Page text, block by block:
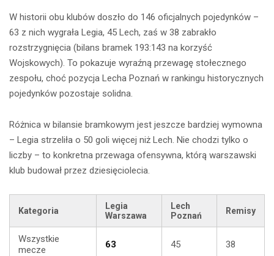
W historii obu klubów doszło do 146 oficjalnych pojedynków –
63 z nich wygrała Legia, 45 Lech, zaś w 38 zabrakło
rozstrzygnięcia (bilans bramek 193:143 na korzyść
Wojskowych). To pokazuje wyraźną przewagę stołecznego
zespołu, choć pozycja Lecha Poznań w rankingu historycznych
pojedynków pozostaje solidna.
Różnica w bilansie bramkowym jest jeszcze bardziej wymowna
– Legia strzeliła o 50 goli więcej niż Lech. Nie chodzi tylko o
liczby – to konkretna przewaga ofensywna, którą warszawski
klub budował przez dziesięciolecia.
Kategoria
Legia
Warszawa
Lech
Poznań
Remisy
Wszystkie
mecze
63 45 38